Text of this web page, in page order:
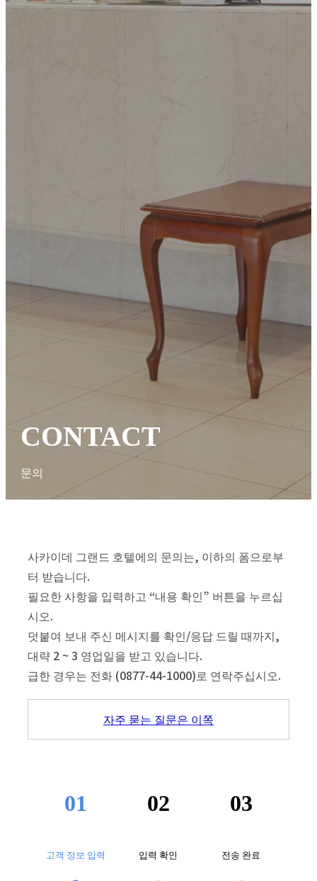
CONTACT
문의
사카이데 그랜드 호텔에의 문의는, 이하의 폼으로부
터 받습니다.
필요한 사항을 입력하고 “내용 확인” 버튼을 누르십
시오.
덧붙여 보내 주신 메시지를 확인/응답 드릴 때까지,
대략 2 ~ 3 영업일을 받고 있습니다.
급한 경우는 전화 (0877-44-1000)로 연락주십시오.
자주 묻는 질문은 이쪽
01
고객 정보 입력
02
입력 확인
03
전송 완료